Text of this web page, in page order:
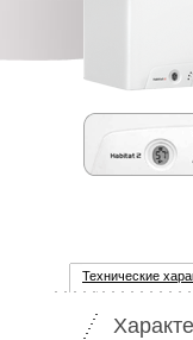
Технические